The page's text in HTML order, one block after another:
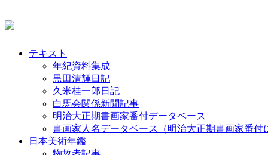
テキスト
年紀資料集成
黒田清輝日記
久米桂一郎日記
白馬会関係新聞記事
明治大正期書画家番付データベース
書画家人名データベース（明治大正期書画家番付
日本美術年鑑